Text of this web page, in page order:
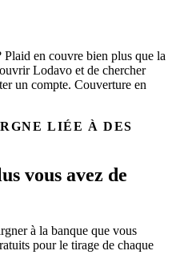
en couvre bien plus que la
Lodavo et de chercher
un compte. Couverture en
LIÉE À DES
vous avez de
à la banque que vous
pour le tirage de chaque